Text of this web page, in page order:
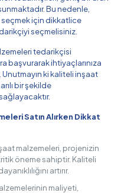
Bu nedenle,
seçmek için dikkatlice
seçmelisiniz.
tedarikçisi
başvurarak ihtiyaçlarınıza
ki kaliteli inşaat
bir şekilde
Satın Alırken Dikkat
malzemeleri, projenizin
öneme sahiptir. Kaliteli
artırır.
maliyeti,